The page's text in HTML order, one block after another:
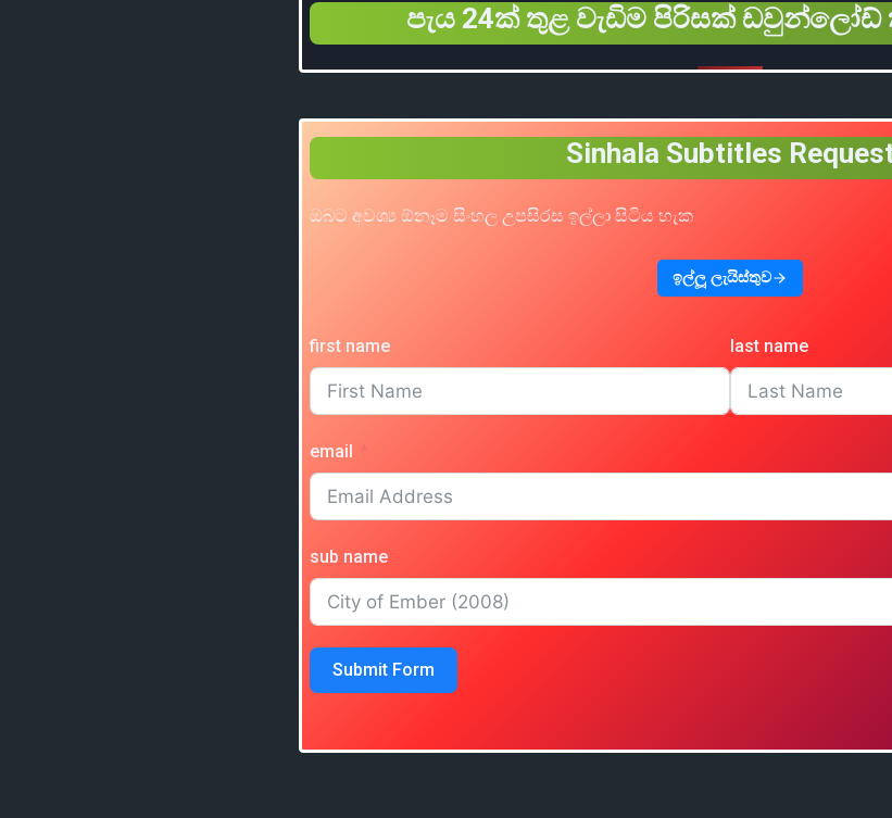
පැය 24ක් තුළ වැඩිම පිරිසක් ඩවුන්ලෝඩ්
Sinhala Subtitles
ඔබට අවශ්‍ය ඕනෑම සිංහල උපසිරස ඉල්ලා සිටිය හැක
ඉල්ලූ ලැයිස්තුව
first name last name
email
sub name
Submit Form